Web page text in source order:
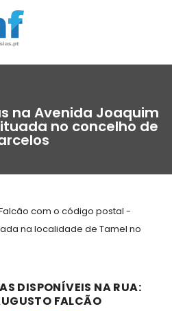
na Avenida Joaquim
no concelho de
com o código postal -
na localidade de Tamel no
DISPONÍVEIS NA RUA:
FALCÃO